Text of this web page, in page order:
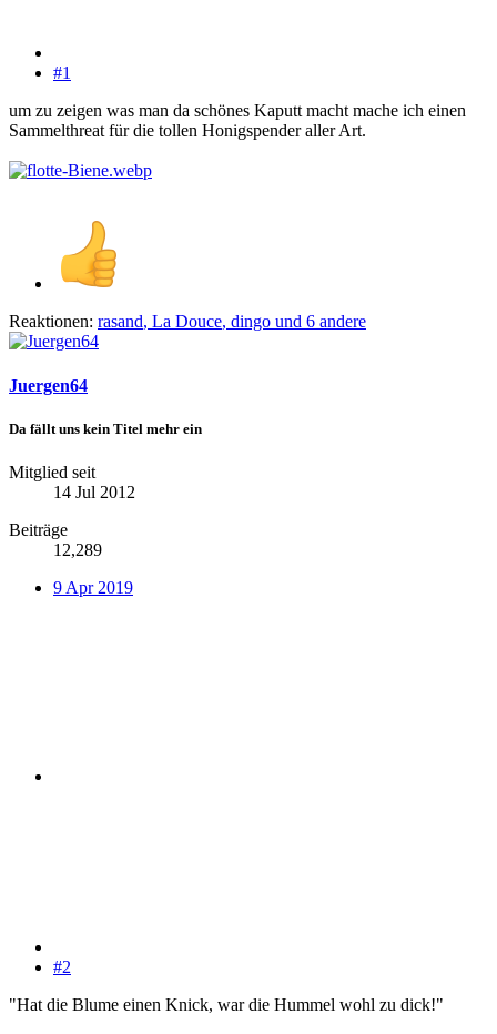
#1
um zu zeigen was man da schönes Kaputt macht mache ich einen
Sammelthreat für die tollen Honigspender aller Art.
Reaktionen: rasand, La Douce, dingo und 6 andere
Juergen64
Da fällt uns kein Titel mehr ein
Mitglied seit
14 Jul 2012
Beiträge
12,289
9 Apr 2019
#2
"Hat die Blume einen Knick, war die Hummel wohl zu dick!"